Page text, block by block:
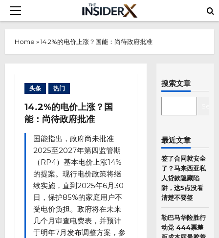
Skip
Primary
Home »14.2%的电价上涨？国能：尚待政府批准
头条 热门
14.2%的电价上涨？国
能：尚待政府批准
国能指出，政府尚未批准
2025至2027年第四监管期
（RP4）基本电价上涨14%
的提案。现行电价政策将继
续实施，直到2025年6月30
日，保护85%的家庭用户不
受电价负担。政府将在未来
几个月审查电费表，并预计
于明年7月发布调整方案，参
搜索文章
最近文章
签了合同就安全
了？马来西亚私
人贷款隐藏陷
阱，这5点没看
清楚不要签
勒巴马华险胜行
动党 444票差